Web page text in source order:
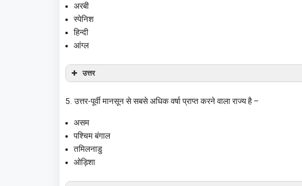
अरबी
स्पेनिश
हिन्दी
आंग्ल
उत्तर
5. उत्तर-पूर्वी मानसून से सबसे अधिक वर्षा प्राप्त करने वाला राज्य है –
असम
पश्चिम बंगाल
तमिलनाडु
ओड़िशा